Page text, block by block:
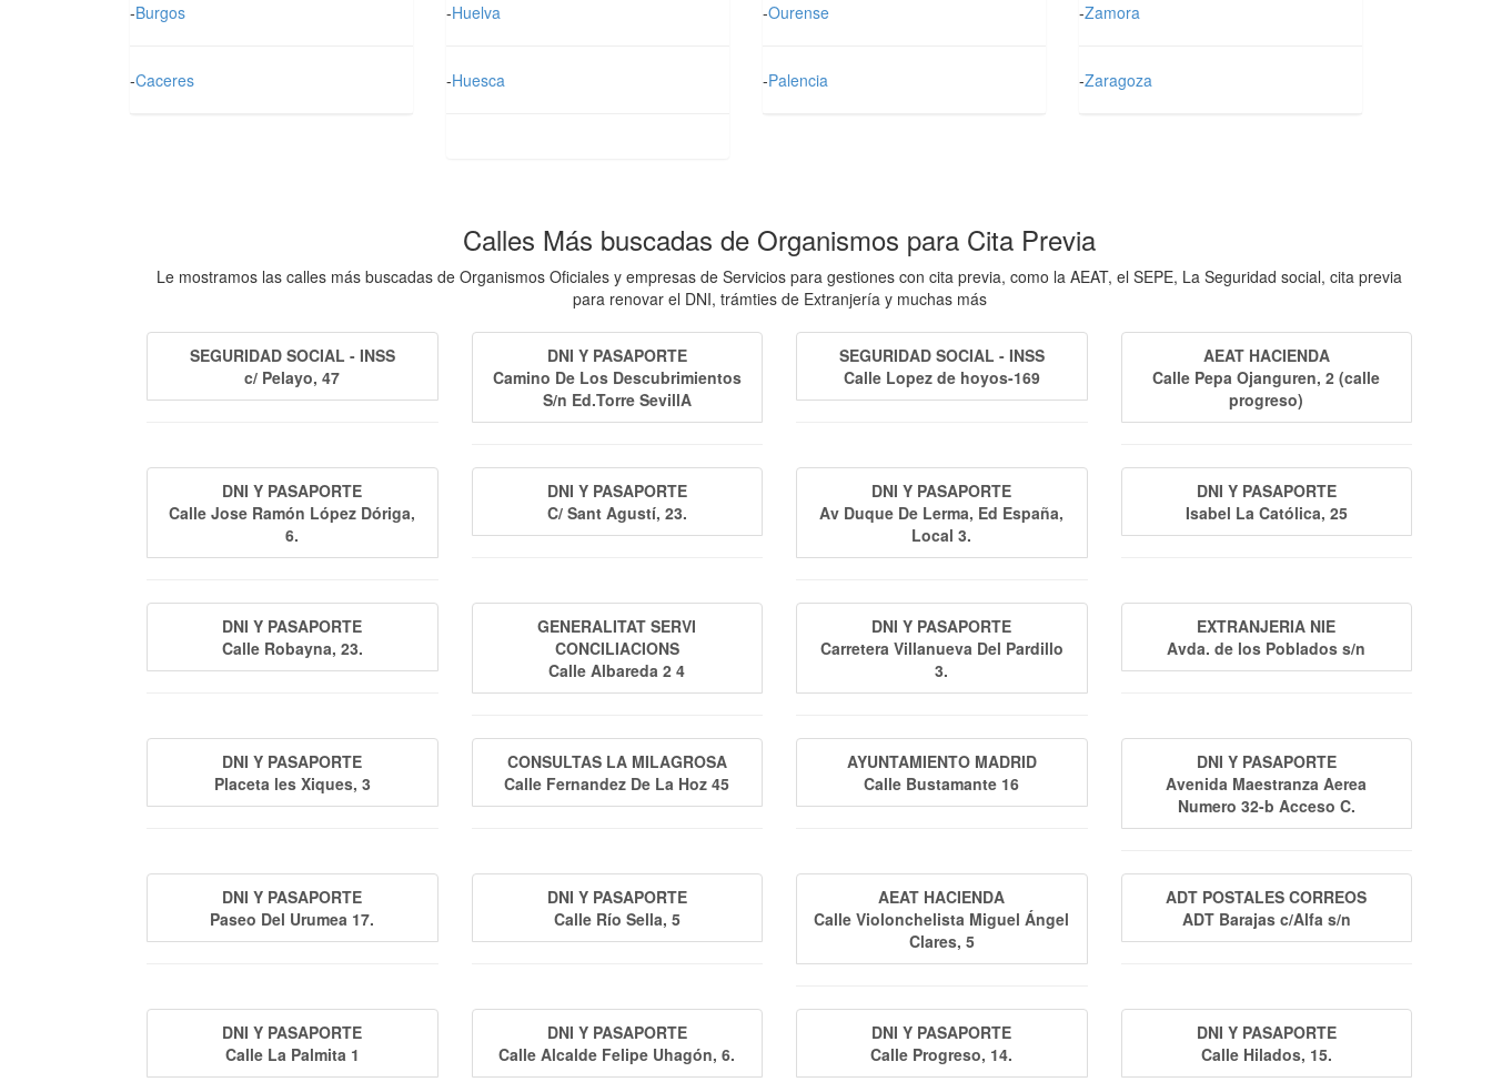
-Burgos
-Caceres
-Huelva
-Huesca
-Ourense
-Palencia
-Zamora
-Zaragoza
Calles Más buscadas de Organismos para Cita Previa
Le mostramos las calles más buscadas de Organismos Oficiales y empresas de Servicios para gestiones con cita previa, como la AEAT, el SEPE, La Seguridad social, cita previa
para renovar el DNI, trámties de Extranjería y muchas más
SEGURIDAD SOCIAL - INSS
c/ Pelayo, 47
DNI Y PASAPORTE
Camino De Los Descubrimientos
S/n Ed.Torre SevillA
SEGURIDAD SOCIAL - INSS
Calle Lopez de hoyos-169
AEAT HACIENDA
Calle Pepa Ojanguren, 2 (calle
progreso)
DNI Y PASAPORTE
Calle Jose Ramón López Dóriga,
6.
DNI Y PASAPORTE
C/ Sant Agustí, 23.
DNI Y PASAPORTE
Av Duque De Lerma, Ed España,
Local 3.
DNI Y PASAPORTE
Isabel La Católica, 25
DNI Y PASAPORTE
Calle Robayna, 23.
GENERALITAT SERVI
CONCILIACIONS
Calle Albareda 2 4
DNI Y PASAPORTE
Carretera Villanueva Del Pardillo
3.
EXTRANJERIA NIE
Avda. de los Poblados s/n
DNI Y PASAPORTE
Placeta les Xiques, 3
CONSULTAS LA MILAGROSA
Calle Fernandez De La Hoz 45
AYUNTAMIENTO MADRID
Calle Bustamante 16
DNI Y PASAPORTE
Avenida Maestranza Aerea
Numero 32-b Acceso C.
DNI Y PASAPORTE
Paseo Del Urumea 17.
DNI Y PASAPORTE
Calle Río Sella, 5
AEAT HACIENDA
Calle Violonchelista Miguel Ángel
Clares, 5
ADT POSTALES CORREOS
ADT Barajas c/Alfa s/n
DNI Y PASAPORTE
Calle La Palmita 1
DNI Y PASAPORTE
Calle Alcalde Felipe Uhagón, 6.
DNI Y PASAPORTE
Calle Progreso, 14.
DNI Y PASAPORTE
Calle Hilados, 15.